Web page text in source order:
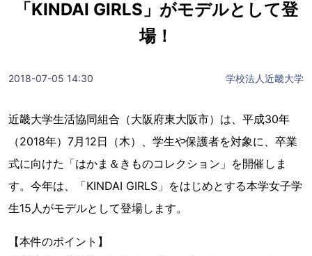
「KINDAI GIRLS」がモデルとして登
場！
2018-07-05 14:30 学校法人近畿大学
近畿大学生活協同組合（大阪府東大阪市）は、平成30年
（2018年）7月12日（木）、学生や保護者を対象に、卒業
式に向けた「はかま＆きものコレクション」を開催しま
す。今年は、「KINDAI GIRLS」をはじめとする本学女子学
生15人がモデルとして登場します。
【本件のポイント】